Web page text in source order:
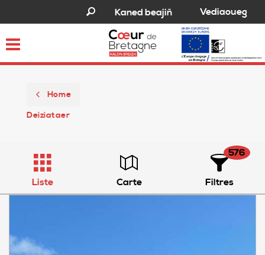
Kaned beajiñ Vediaoueg
Toggle
Home
Deiziataer
Liste Carte Filtres
576